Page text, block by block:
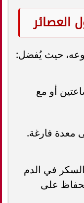
العصائر
حيث يُفضل:
أو مع
معدة فارغة.
في الدم
على